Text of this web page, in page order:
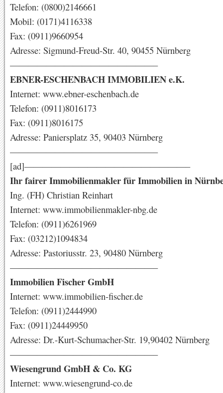
Telefon: (0800)2146661
Mobil: (0171)4116338
Fax: (0911)9660954
Adresse: Sigmund-Freud-Str. 40, 90455 Nürnberg
————————————————–
EBNER-ESCHENBACH IMMOBILIEN e.K.
Internet: www.ebner-eschenbach.de
Telefon: (0911)8016173
Fax: (0911)8016175
Adresse: Paniersplatz 35, 90403 Nürnberg
————————————————–
[ad]——————————————————–
Ihr fairer Immobilienmakler für Immobilien in
Ing. (FH) Christian Reinhart
Internet: www.immobilienmakler-nbg.de
Telefon: (0911)6261969
Fax: (03212)1094834
Adresse: Pastoriusstr. 23, 90480 Nürnberg
————————————————–
Immobilien Fischer GmbH
Internet: www.immobilien-fischer.de
Telefon: (0911)2444990
Fax: (0911)24449950
Adresse: Dr.-Kurt-Schumacher-Str. 19,90402 Nürnberg
————————————————–
Wiesengrund GmbH & Co. KG
Internet: www.wiesengrund-co.de